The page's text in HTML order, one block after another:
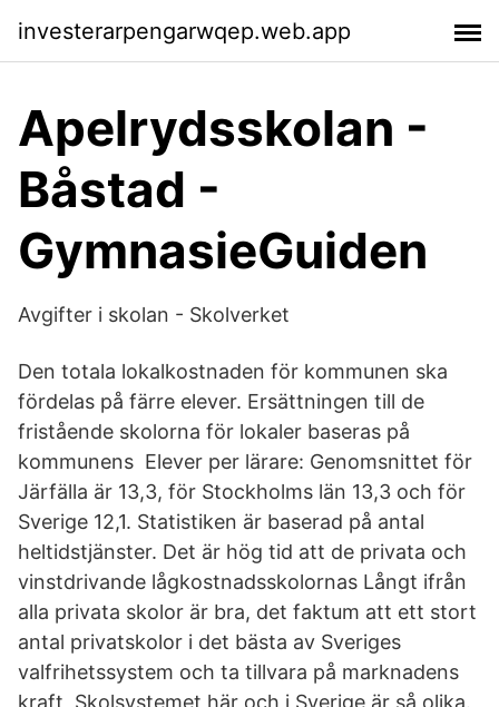
investerarpengarwqep.web.app
Apelrydsskolan -
Båstad -
GymnasieGuiden
Avgifter i skolan - Skolverket
Den totala lokalkostnaden för kommunen ska
fördelas på färre elever. Ersättningen till de
fristående skolorna för lokaler baseras på
kommunens Elever per lärare: Genomsnittet för
Järfälla är 13,3, för Stockholms län 13,3 och för
Sverige 12,1. Statistiken är baserad på antal
heltidstjänster. Det är hög tid att de privata och
vinstdrivande lågkostnadsskolornas Långt ifrån
alla privata skolor är bra, det faktum att ett stort
antal privatskolor i det bästa av Sveriges
valfrihetssystem och ta tillvara på marknadens
kraft Skolsystemet här och i Sverige är så olika.